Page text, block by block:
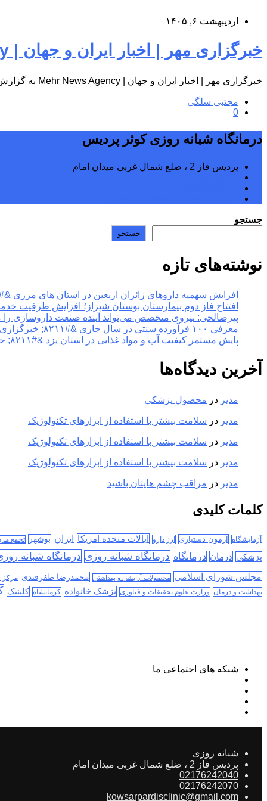
اردیبهشت ۶, ۱۴۰۵
خبرگزاری مهر | اخبار ایران و جهان | Mehr News Agency
خبرگزاری مهر | اخبار ایران و جهان | Mehr News Agency به گزارش پایگاه اطلاع‌رسانی درمانگاه شبانه‌روزی کوثر پردیس، به…
مجتبی سلگی
0
درمانگاه شبانه روزی کوثر پردیس
پردیس فاز 2 ، ضلع شمال غربی میدان امام
جستجو
جستجو
نوشته‌های تازه
افزایش سهمیه داروهای زائران اربعین در استان های مرزی &#۸۲۱۱; خبرگزاری مهر | اخبار ایران و
افتتاح فاز دوم بیمارستان بوستان شیراز؛ افزایش ظرفیت خدمات تخصصی سلامت &#۸۲۱۱;
پیرصالحی: نیروی متخصص می‌تواند آینده صنعت داروسازی را متحول کند &#۸۲۱۱; خبرگزاری
معرفی ۱۰۰ فرآورده سنتی در سال جاری &#۸۲۱۱; خبرگزاری مهر | اخبار ایران و جهان
پایش مستمر کیفیت آب و مواد غذایی در استان یزد &#۸۲۱۱; خبرگزاری مهر | اخبار ایران و جهان
آخرین دیدگاه‌ها
مدیر در محصول پزشکی
مدیر در سلامت بیشتر با استفاده از ابزارهای تکنولوژیک
مدیر در سلامت بیشتر با استفاده از ابزارهای تکنولوژیک
مدیر در سلامت بیشتر با استفاده از ابزارهای تکنولوژیک
مدیر در مراقب چشم هایتان باشید
کلمات کلیدی
آزمایشگاه آزمون دستیاری ارز دارو ایالات متحده امریکا ایران بوشهر تجمع
پزشکی درمان درمانگاه درمانگاه شبانه روزی درمانگاه شبانه
مجلس شورای اسلامی محصولات آرایشی و بهداشتی محمدرضا ظفرقندی
بهداشت و درمان وزارت علوم تحقیقات و فناوری پزشک خانواده کرمانشاه کلینیک
شبکه های اجتماعی ما
شبانه روزی
پردیس فاز 2 ، ضلع شمال غربی میدان امام
02176242040
02176242070
kowsarpardisclinic@gmail.com